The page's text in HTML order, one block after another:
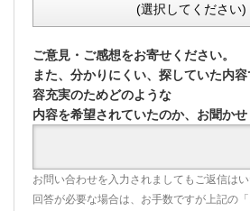
(選択してください)
ご意見・ご感想をお寄せください。
また、分かりにくい、探していた内
容充実のためどのような
内容を希望されていたのか、お聞かせ
お問い合わせを入力されましてもご返信はい
回答が必要な場合は、お手数ですが上記の